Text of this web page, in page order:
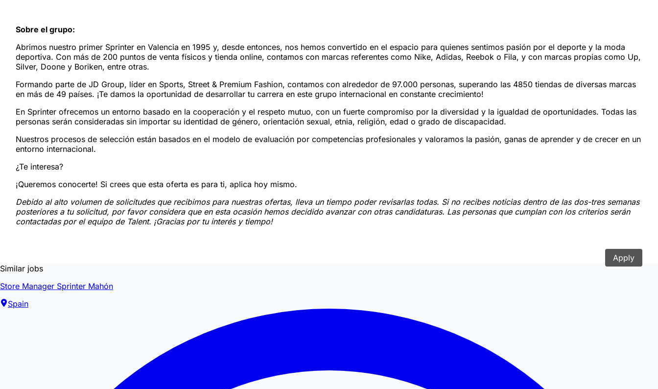
Sobre el grupo:
Abrimos nuestro primer Sprinter en Valencia en 1995 y, desde entonces, nos hemos convertido en el espacio para quienes sentimos pasión por el deporte y la moda
deportiva. Con más de 200 puntos de venta físicos y tienda online, contamos con marcas referentes como Nike, Adidas, Reebok o Fila, y con marcas propias como Up,
Silver, Doone y Boriken, entre otras.
Formando parte de JD Group, líder en Sports, Street & Premium Fashion, contamos con alrededor de 97.000 personas, superando las 4850 tiendas de diversas marcas
en más de 49 países. ¡Te damos la oportunidad de desarrollar tu carrera en este grupo internacional en constante crecimiento!
En Sprinter ofrecemos un entorno basado en la cooperación y el respeto mutuo, con un fuerte compromiso por la diversidad y la igualdad de oportunidades. Todas las
personas serán consideradas sin importar su identidad de género, orientación sexual, etnia, religión, edad o grado de discapacidad.
Nuestros procesos de selección están basados en el modelo de evaluación por competencias profesionales y valoramos la pasión, ganas de aprender y de crecer en un
entorno internacional.
¿Te interesa?
¡Queremos conocerte! Si crees que esta oferta es para ti, aplica hoy mismo.
Debido al alto volumen de solicitudes que recibimos para nuestras ofertas, lleva un tiempo poder revisarlas todas. Si no recibes noticias dentro de las dos-tres semanas
posteriores a tu solicitud, por favor considera que en esta ocasión hemos decidido avanzar con otras candidaturas. Las personas que cumplan con los criterios serán
contactadas por el equipo de Talent. ¡Gracias por tu interés y tiempo!
Apply
Similar jobs
Store Manager Sprinter Mahón
Spain